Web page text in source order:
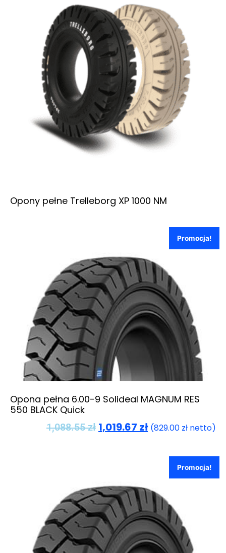
Opony pełne Trelleborg XP 1000 NM
Promocja!
Opona pełna 6.00-9 Solideal MAGNUM RES
550 BLACK Quick
1,088.55zł 1,019.67 zł (829.00 zł netto)
Promocja!